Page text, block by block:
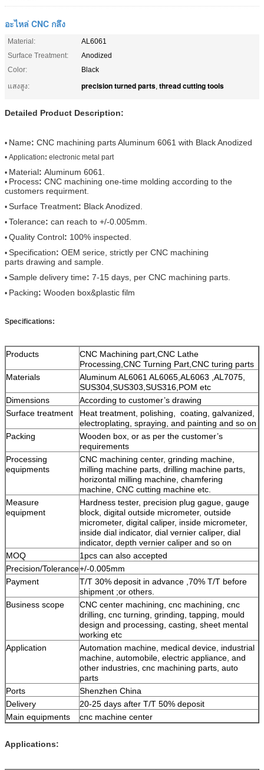
อะไหล่ CNC กลึง
Material:
AL6061
Surface Treatment:
Anodized
Color:
Black
แสงสูง:
precision turned parts, thread cutting tools
Detailed Product Description:
• Name: CNC machining parts Aluminum 6061 with Black Anodized
• Application: electronic metal part
• Material: Aluminum 6061.
• Process: CNC machining one-time molding according to the
customers requirment.
• Surface Treatment: Black Anodized.
• Tolerance: can reach to +/-0.005mm.
• Quality Control: 100% inspected.
• Specification: OEM serice, strictly per CNC machining
parts drawing and sample.
• Sample delivery time: 7-15 days, per CNC machining parts.
• Packing: Wooden box&plastic film
Specifications:
Products
CNC Machining part,CNC Lathe
Processing,CNC Turning Part,CNC turing parts
Materials
Aluminum AL6061 AL6065,AL6063 ,AL7075,
SUS304,SUS303,SUS316,POM etc
Dimensions
According to customer’s drawing
Surface treatment
Heat treatment, polishing, coating, galvanized,
electroplating, spraying, and painting and so on
Packing
Wooden box, or as per the customer’s
requirements
Processing
equipments
CNC machining center, grinding machine,
milling machine parts, drilling machine parts,
horizontal milling machine, chamfering
machine, CNC cutting machine etc.
Measure
equipment
Hardness tester, precision plug gague, gauge
block, digital outside micrometer, outside
micrometer, digital caliper, inside micrometer,
inside dial indicator, dial vernier caliper, dial
indicator, depth vernier caliper and so on
MOQ
1pcs can also accepted
Precision/Tolerance+/-0.005mm
Payment
T/T 30% deposit in advance ,70% T/T before
shipment ;or others.
Business scope
CNC center machining, cnc machining, cnc
drilling, cnc turning, grinding, tapping, mould
design and processing, casting, sheet mental
working etc
Application
Automation machine, medical device, industrial
machine, automobile, electric appliance, and
other industries, cnc machining parts, auto
parts
Ports
Shenzhen China
Delivery
20-25 days after T/T 50% deposit
Main equipments
cnc machine center
Applications: